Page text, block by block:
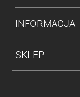
INFORMACJA
SKLEP